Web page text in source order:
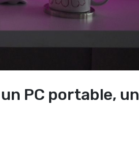
PC portable, un